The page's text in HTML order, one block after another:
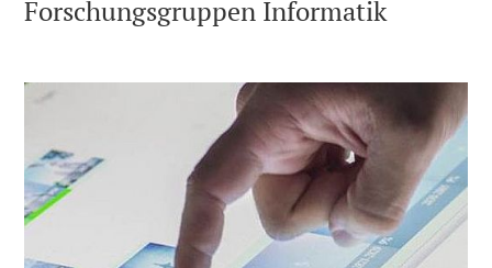
Forschungsgruppen Informatik